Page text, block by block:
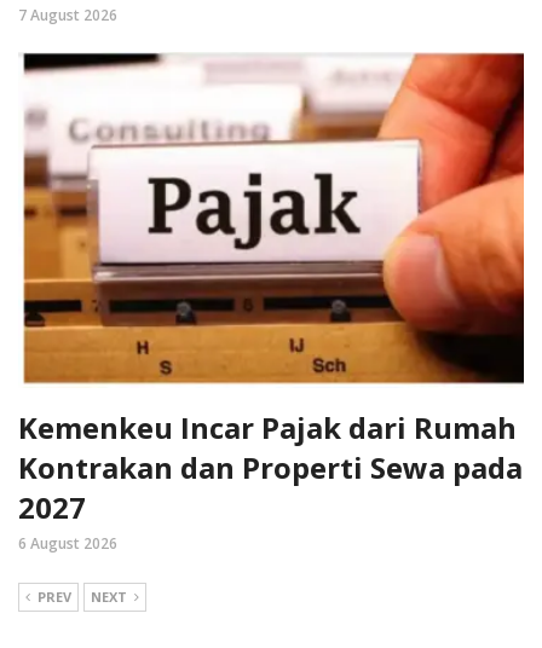
7 August 2026
Kemenkeu Incar Pajak dari Rumah
Kontrakan dan Properti Sewa pada
2027
6 August 2026
PREV NEXT